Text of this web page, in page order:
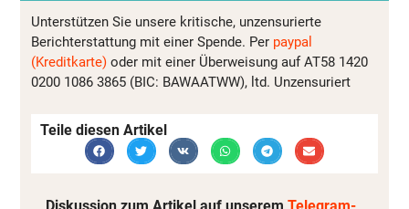
Unterstützen Sie unsere kritische, unzensurierte
Berichterstattung mit einer Spende. Per paypal
(Kreditkarte) oder mit einer Überweisung auf AT58 1420
0200 1086 3865 (BIC: BAWAATWW), ltd. Unzensuriert
Teile diesen Artikel